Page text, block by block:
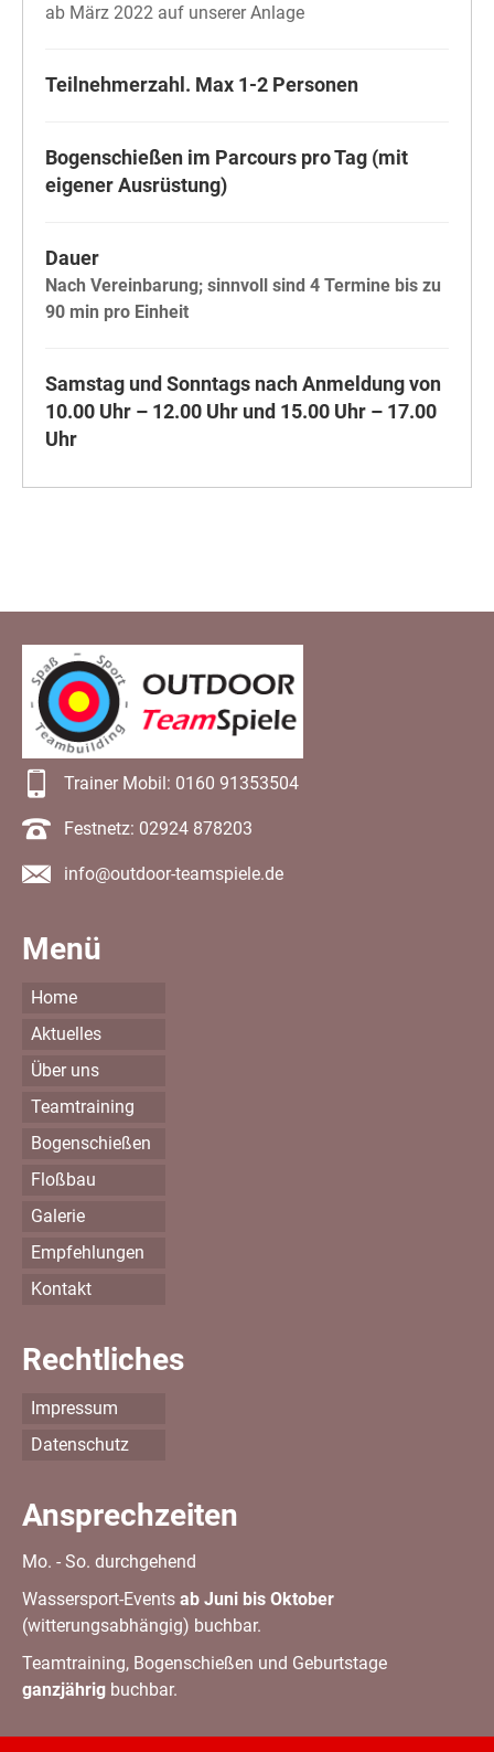
ab März 2022 auf unserer Anlage
Teilnehmerzahl. Max 1-2 Personen
Bogenschießen im Parcours pro Tag (mit
eigener Ausrüstung)
Dauer
Nach Vereinbarung; sinnvoll sind 4 Termine bis zu
90 min pro Einheit
Samstag und Sonntags nach Anmeldung von
10.00 Uhr – 12.00 Uhr und 15.00 Uhr – 17.00
Uhr
Trainer Mobil: 0160 91353504
Festnetz: 02924 878203
info@outdoor-teamspiele.de
Menü
Home
Aktuelles
Über uns
Teamtraining
Bogenschießen
Floßbau
Galerie
Empfehlungen
Kontakt
Rechtliches
Impressum
Datenschutz
Ansprechzeiten
Mo. - So. durchgehend
Wassersport-Events ab Juni bis Oktober
(witterungsabhängig) buchbar.
Teamtraining, Bogenschießen und Geburtstage
ganzjährig buchbar.